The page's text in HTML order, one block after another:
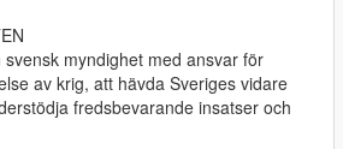
myndighet med ansvar för
av krig, att hävda Sveriges vidare
fredsbevarande insatser och